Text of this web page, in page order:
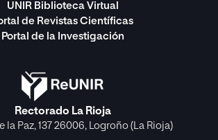
UNIR Biblioteca Virtual
de Revistas Científicas
Portal de la Investigación
Rectorado La Rioja
la Paz, 137 26006, Logroño (La Rioja)